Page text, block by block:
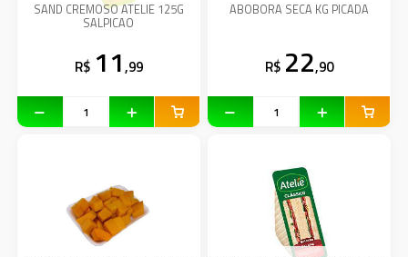
SAND CREMOSO ATELIE 125G
SALPICAO
R$ 11,99
ABOBORA SECA KG PICADA
R$ 22,90